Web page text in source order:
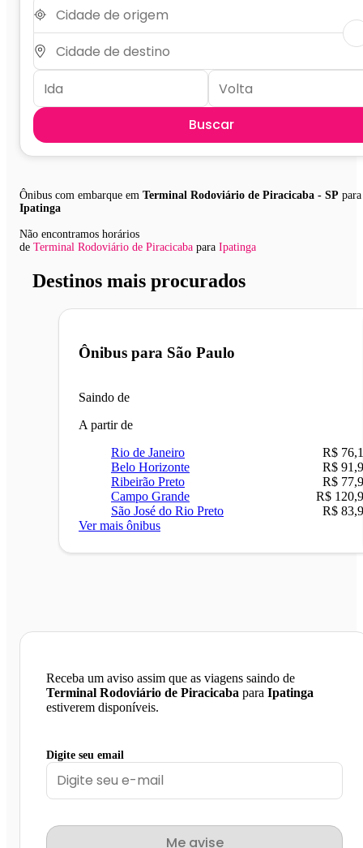
Buscar
Ônibus com embarque em Terminal Rodoviário de Piracicaba - SP para
Ipatinga
Não encontramos horários
de Terminal Rodoviário de Piracicaba para Ipatinga
Destinos mais procurados
Ônibus para São Paulo
Saindo de
A partir de
Rio de Janeiro
R$
Belo Horizonte
R$
Ribeirão Preto
R$
Campo Grande
R$
São José do Rio Preto
R$
Ver mais ônibus
Receba um aviso assim que as viagens saindo de
Terminal Rodoviário de Piracicaba para Ipatinga
estiverem disponíveis.
Digite seu email
Me avise